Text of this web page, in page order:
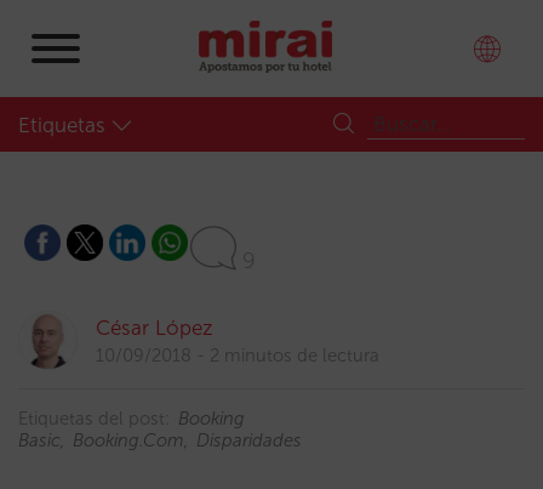
Etiquetas
9
César López
10/09/2018 2 minutos de lectura
Etiquetas del post:
Booking
Basic
Booking.com Disparidades